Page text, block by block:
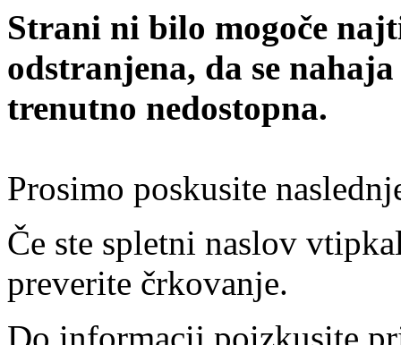
Strani ni bilo mogoče
odstranjena, da se
trenutno nedostopna.
Prosimo poskusite
Če ste spletni naslov
preverite črkovanje.